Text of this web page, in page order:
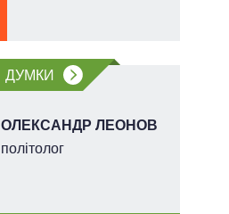
ДУМКИ
ОЛЕКСАНДР ЛЕОНОВ
політолог